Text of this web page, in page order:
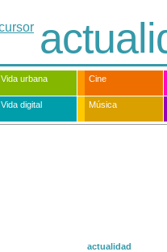
Vida urbana Cine
Vida digital Música
actualidad